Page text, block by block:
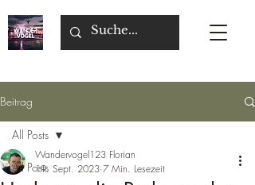
Beitrag
All Posts
All Posts
Wandervogel123 Florian
19. Sept. 2023 7 Min. Lesezeit